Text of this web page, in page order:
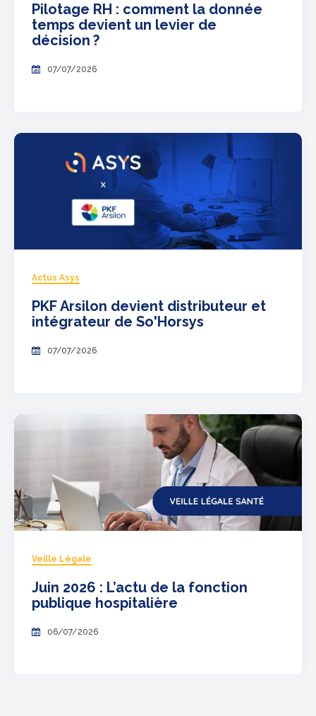
Pilotage RH : comment la donnée
temps devient un levier de
décision ?
07/07/2026
Actus Asys
PKF Arsilon devient distributeur et
intégrateur de So'Horsys
07/07/2026
Veille Légale
Juin 2026 : L’actu de la fonction
publique hospitalière
06/07/2026